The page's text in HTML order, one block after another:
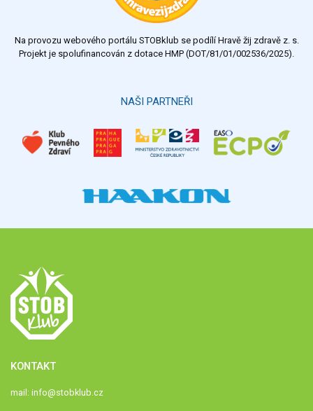
Na provozu webového portálu STOBklub se podílí Hravě žij zdravě z. s.
Projekt je spolufinancován z dotace HMP (DOT/81/01/002536/2025).
NAŠI PARTNEŘI
KONTAKT
mail: info@stobklub.cz